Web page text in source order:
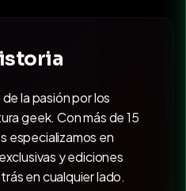
la pasión por los
geek. Con más de 15
especializamos en
y ediciones
en cualquier lado.